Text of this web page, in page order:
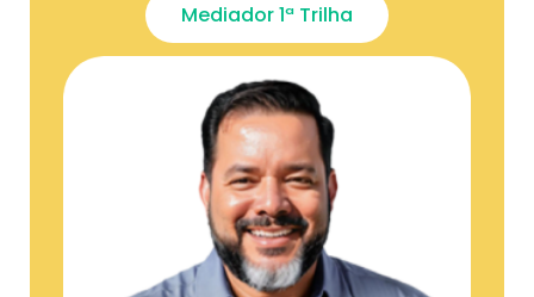
Mediador 1ª Trilha